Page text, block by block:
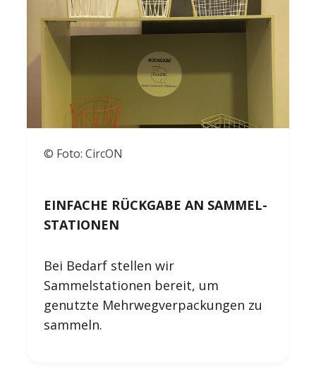
© Foto: CircON
EINFACHE RÜCKGABE AN SAMMEL­
STATIONEN
Bei Bedarf stellen wir
Sammelstationen bereit, um
genutzte Mehrwegverpackungen zu
sammeln.